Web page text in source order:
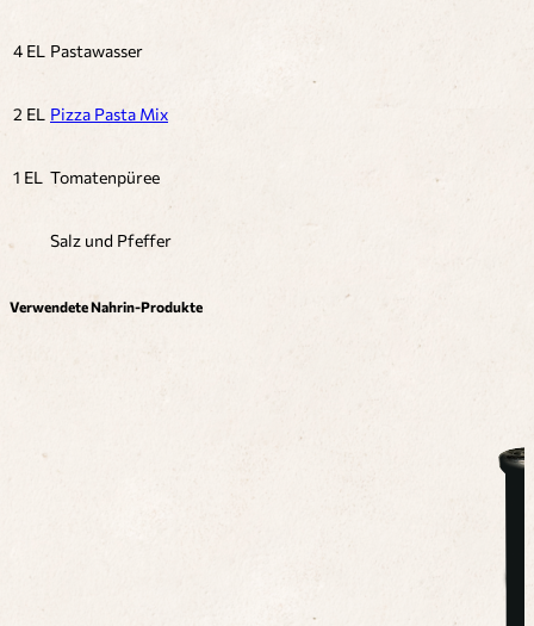
4 EL Pastawasser
2 EL Pizza Pasta Mix
1 EL Tomatenpüree
Salz und Pfeffer
Verwendete Nahrin-Produkte